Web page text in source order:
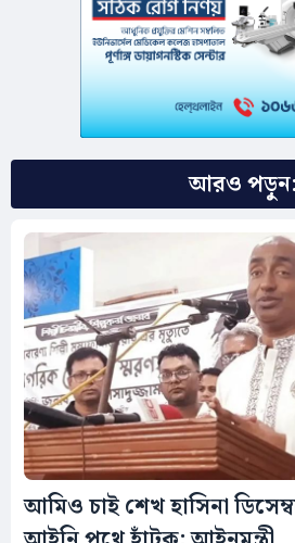
আরও পড়ুন:
আমিও চাই শেখ হাসিনা